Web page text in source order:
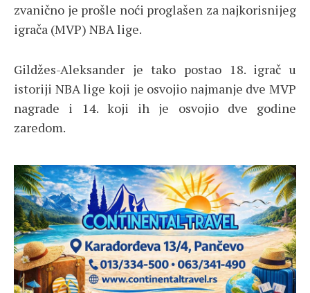
zvanično je prošle noći proglašen za najkorisnijeg
igrača (MVP) NBA lige.
Gildžes-Aleksander je tako postao 18. igrač u
istoriji NBA lige koji je osvojio najmanje dve MVP
nagrade i 14. koji ih je osvojio dve godine
zaredom.